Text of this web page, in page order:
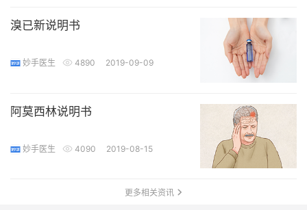
溴已新说明书
妙手医生 4890 2019-09-09
阿莫西林说明书
妙手医生 4090 2019-08-15
更多相关资讯